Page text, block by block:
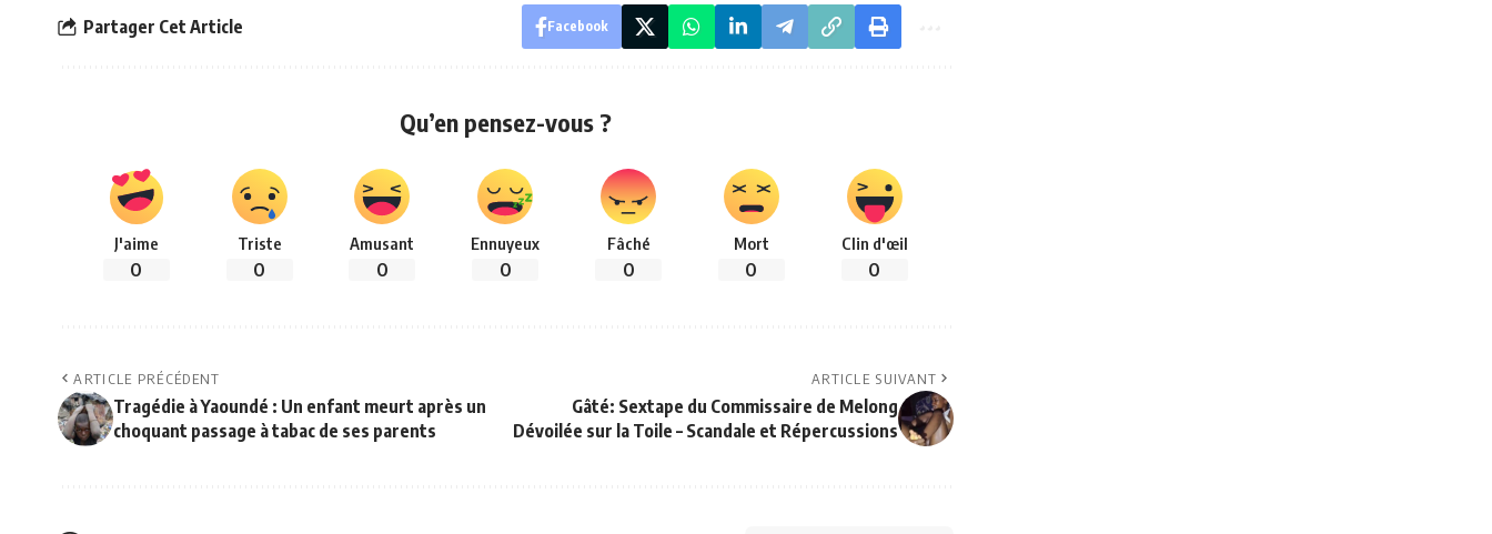
Partager Cet Article Facebook
Qu’en pensez-vous ?
J'aime
0
Triste
0
Amusant
0
Ennuyeux
0
Fâché
0
Mort
0
Clin d'œil
0
ARTICLE PRÉCÉDENT
Tragédie à Yaoundé : Un enfant meurt après un
choquant passage à tabac de ses parents
ARTICLE SUIVANT
Gâté: Sextape du Commissaire de Melong
Dévoilée sur la Toile – Scandale et Répercussions